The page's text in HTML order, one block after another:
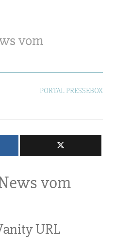
vom
PORTAL PRESSEBOX
vom
URL